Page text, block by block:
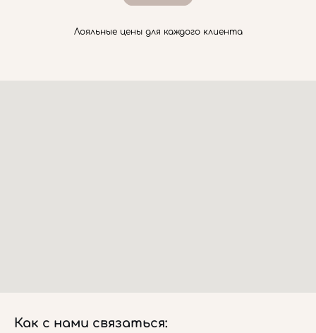
Лояльные цены для каждого клиента
Как с нами связаться: